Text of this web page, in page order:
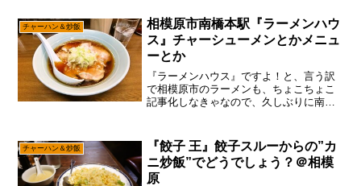
チャーハン＆炒飯
相模原市南橋本駅『ラーメンハウ
ス』チャーシューメンとかメニュ
ーとか
『ラーメンハウス』ですよ！と、言う訳
で相模原市のラーメンも、ちょこちょこ
記事化しなきゃなので、久しぶりに南橋
内のラーメン、そこそこラーメンを食べ
歩く人ならば、大抵の店は...
チャーハン＆炒飯
『餃子 王』餃子スルーからの”カ
ニ炒飯”でどうでしょう？＠相模
原